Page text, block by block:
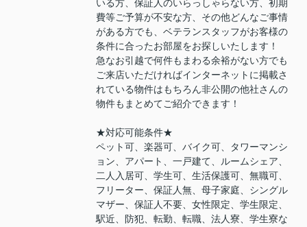
いる方、保証人のいらっしゃらない方、初期
費等ご予算が不安な方、その他どんなご事情
がある方でも、ベテランスタッフがお客様の
条件に合ったお部屋をお探しいたします！
急なお引越で何件もまわる余裕がない方でも
ご来店いただければインターネットに掲載さ
れている物件はもちろん非公開の他社さんの
物件もまとめてご紹介できます！
★対応可能条件★
ペット可、楽器可、バイク可、タワーマンシ
ョン、アパート、一戸建て、ルームシェア、
二人入居可、学生可、生活保護可、無職可、
フリーター、保証人無、母子家庭、シングル
マザー、保証人不要、女性限定、学生限定、
駅近、防犯、転勤、転職、法人寮、学生寮な